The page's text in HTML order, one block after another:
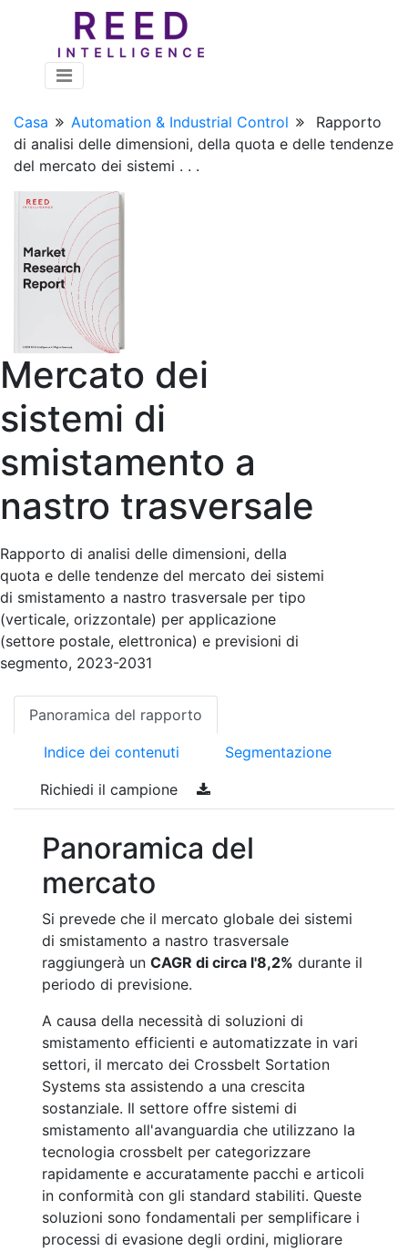
Casa Automation & Industrial Control
Rapporto
di analisi delle dimensioni, della quota e delle tendenze
del mercato dei sistemi . . .
Mercato dei
sistemi di
smistamento a
nastro trasversale
Rapporto di analisi delle dimensioni, della
quota e delle tendenze del mercato dei sistemi
di smistamento a nastro trasversale per tipo
(verticale, orizzontale) per applicazione
(settore postale, elettronica) e previsioni di
segmento, 2023-2031
Panoramica del rapporto
Indice dei contenuti Segmentazione
Richiedi il campione
Panoramica del
mercato
Si prevede che il mercato globale dei sistemi
di smistamento a nastro trasversale
raggiungerà un CAGR di circa l'8,2% durante il
periodo di previsione.
A causa della necessità di soluzioni di
smistamento efficienti e automatizzate in vari
settori, il mercato dei Crossbelt Sortation
Systems sta assistendo a una crescita
sostanziale. Il settore offre sistemi di
smistamento all'avanguardia che utilizzano la
tecnologia crossbelt per categorizzare
rapidamente e accuratamente pacchi e articoli
in conformità con gli standard stabiliti. Queste
soluzioni sono fondamentali per semplificare i
processi di evasione degli ordini, migliorare